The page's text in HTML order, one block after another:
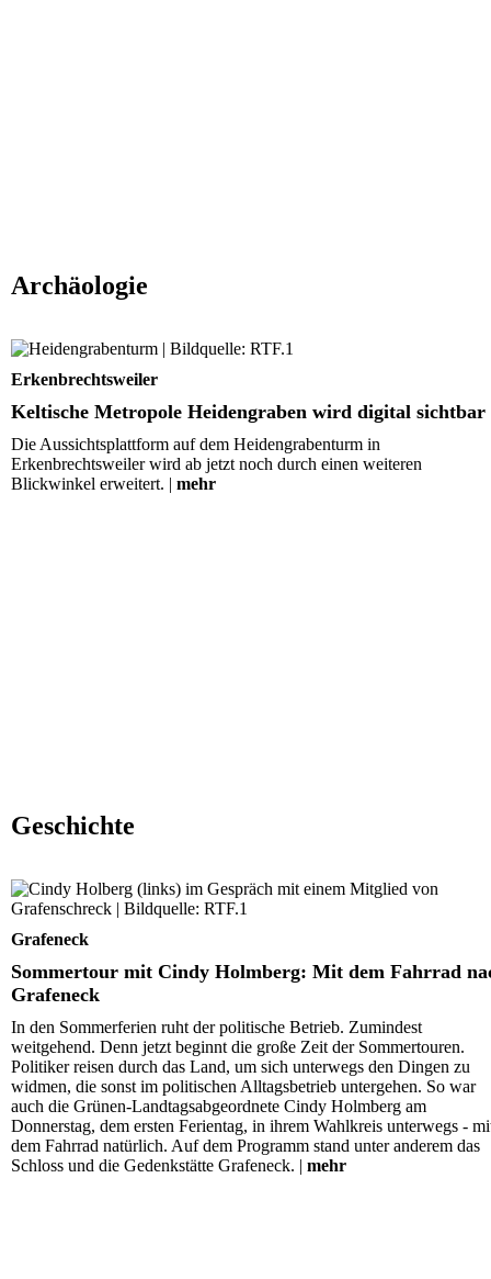
Archäologie
Keltische Metropole Heidengraben wird digital sichtbar
Erkenbrechtsweiler
Keltische Metropole Heidengraben wird digital sichtbar
Die Aussichtsplattform auf dem Heidengrabenturm in
Erkenbrechtsweiler wird ab jetzt noch durch einen weiteren
Blickwinkel erweitert. | mehr
Geschichte
Sommertour mit Cindy Holmberg: Mit dem Fahrrad
Grafeneck
Grafeneck
Sommertour mit Cindy Holmberg: Mit dem Fahrrad
Grafeneck
In den Sommerferien ruht der politische Betrieb. Zumindest
weitgehend. Denn jetzt beginnt die große Zeit der Sommertouren.
Politiker reisen durch das Land, um sich unterwegs den Dingen zu
widmen, die sonst im politischen Alltagsbetrieb untergehen. So war
auch die Grünen-Landtagsabgeordnete Cindy Holmberg am
Donnerstag, dem ersten Ferientag, in ihrem Wahlkreis unterwegs -
dem Fahrrad natürlich. Auf dem Programm stand unter anderem das
Schloss und die Gedenkstätte Grafeneck. | mehr